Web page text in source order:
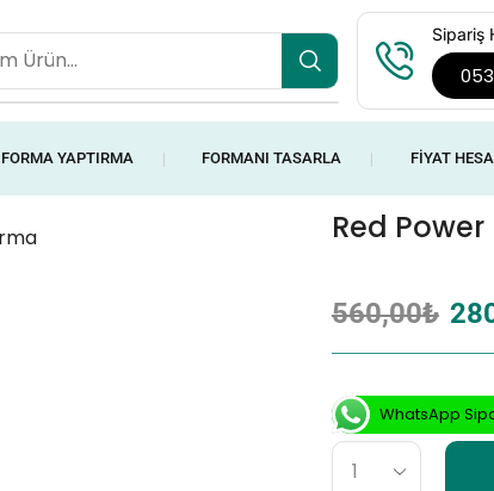
Sipariş
FORMA YAPTIRMA ❘ FORMANI TASARLA ❘ FIYAT
Red
560,00₺
WhatsApp